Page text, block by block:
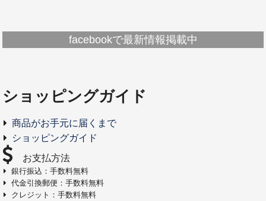
facebookで最新情報掲載中
ショッピングガイド
商品がお手元に届くまで
ショッピングガイド
お支払方法
銀行振込：手数料無料
代金引換郵便：手数料無料
クレジット：手数料無料